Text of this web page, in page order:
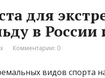
для
в
Комментарии: 0
видов спорта